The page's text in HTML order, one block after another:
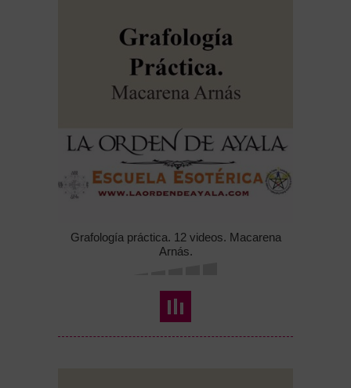
Grafología práctica. 12 videos. Macarena
Arnás.